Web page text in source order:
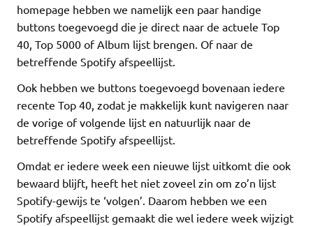
homepage hebben we namelijk een paar handige
buttons toegevoegd die je direct naar de actuele Top
40, Top 5000 of Album lijst brengen. Of naar de
betreffende Spotify afspeellijst.
Ook hebben we buttons toegevoegd bovenaan iedere
recente Top 40, zodat je makkelijk kunt navigeren naar
de vorige of volgende lijst en natuurlijk naar de
betreffende Spotify afspeellijst.
Omdat er iedere week een nieuwe lijst uitkomt die ook
bewaard blijft, heeft het niet zoveel zin om zo’n lijst
Spotify-gewijs te ‘volgen’. Daarom hebben we een
Spotify afspeellijst gemaakt die wel iedere week wijzigt